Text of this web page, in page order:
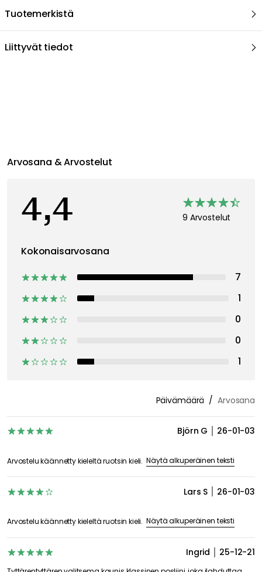
Tuotemerkistä
Liittyvät tiedot
Arvosana & Arvostelut
4,4 9 Arvostelut
Kokonaisarvosana
7
1
0
0
1
Päivämäärä Arvosana
Björn G 26-01-03
Arvostelu käännetty kieleltä ruotsin kieli. Näytä alkuperäinen teksti
Lars S 26-01-03
Arvostelu käännetty kieleltä ruotsin kieli. Näytä alkuperäinen teksti
Ingrid 25-12-21